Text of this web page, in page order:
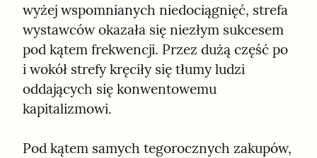
wyżej wspomnianych niedociągnięć, strefa
wystawców okazała się niezłym sukcesem
pod kątem frekwencji. Przez dużą część po
i wokół strefy kręciły się tłumy ludzi
oddających się konwentowemu
kapitalizmowi.
Pod kątem samych tegorocznych zakupów,